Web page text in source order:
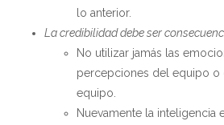
lo anterior.
La credibilidad debe ser
No utilizar jamás las
percepciones del equipo o
equipo.
Nuevamente la inteligencia